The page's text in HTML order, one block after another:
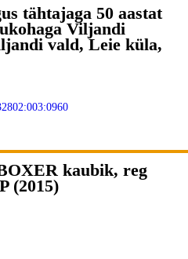
tähtajaga 50 aastat
Viljandi
vald, Leie küla,
kaubik, reg
(2015)